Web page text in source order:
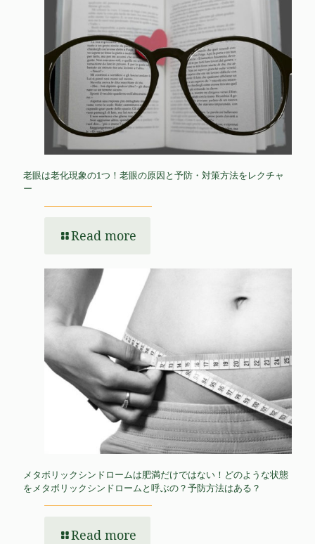
老眼は老化現象の1つ！老眼の原因と予防・対策方法をレクチャ
ー
Read more
メタボリックシンドロームは肥満だけではない！どのような状態
をメタボリックシンドロームと呼ぶの？予防方法はある？
Read more